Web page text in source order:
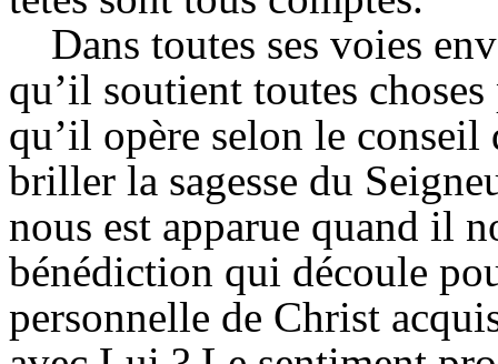
Dans toutes ses voies
qu’il soutient toutes
qu’il opère selon le
briller la sagesse du
nous est apparue quand il
bénédiction qui découle
personnelle de Christ